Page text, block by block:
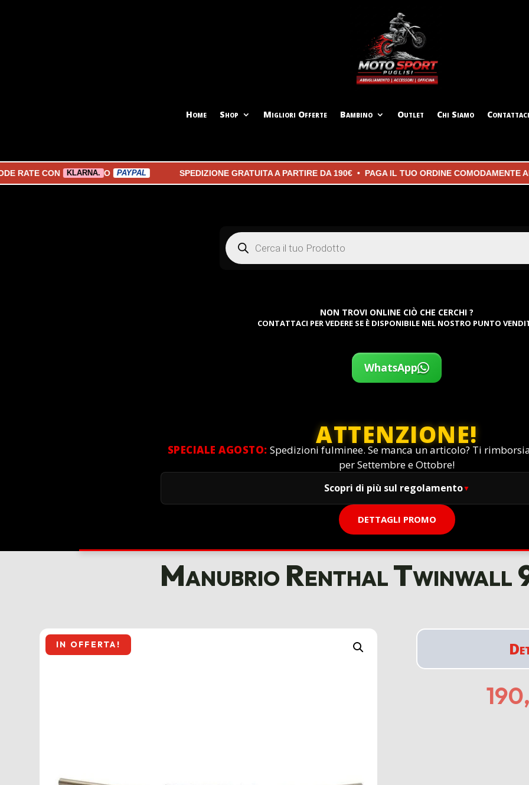
Home Shop Migliori Offerte Bambino Outlet Chi Siamo Contattaci
CON KLARNA. O PAYPAL SPEDIZIONE GRATUITA A PARTIRE DA 190€ • PAGA IL TUO ORDINE COMODAMENTE ALLA
Products
search
NON TROVI ONLINE CIÒ CHE CERCHI ?
CONTATTACI PER VEDERE SE È DISPONIBILE NEL NOSTRO PUNTO
WhatsApp
ATTENZIONE!
SPECIALE AGOSTO: Spedizioni fulminee. Se manca un articolo? Ti
per Settembre e Ottobre!
Scopri di più sul regolamento
DETTAGLI PROMO
Manubrio Renthal Twinwall
IN OFFERTA!